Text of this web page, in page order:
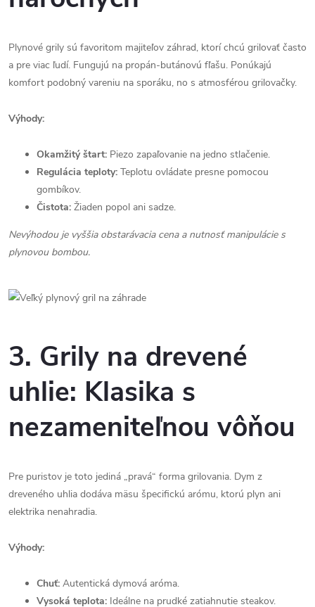
Plynové grily sú favoritom majiteľov záhrad, ktorí chcú grilovať často
a pre viac ľudí. Fungujú na propán-butánovú fľašu. Ponúkajú
komfort podobný vareniu na sporáku, no s atmosférou grilovačky.
Výhody:
Okamžitý štart: Piezo zapaľovanie na jedno stlačenie.
Regulácia teploty: Teplotu ovládate presne pomocou
gombíkov.
Čistota: Žiaden popol ani sadze.
Nevýhodou je vyššia obstarávacia cena a nutnosť manipulácie s
plynovou bombou.
3. Grily na drevené
uhlie: Klasika s
nezameniteľnou vôňou
Pre puristov je toto jediná „pravá“ forma grilovania. Dym z
dreveného uhlia dodáva mäsu špecifickú arómu, ktorú plyn ani
elektrika nenahradia.
Výhody:
Chuť: Autentická dymová aróma.
Vysoká teplota: Ideálne na prudké zatiahnutie steakov.